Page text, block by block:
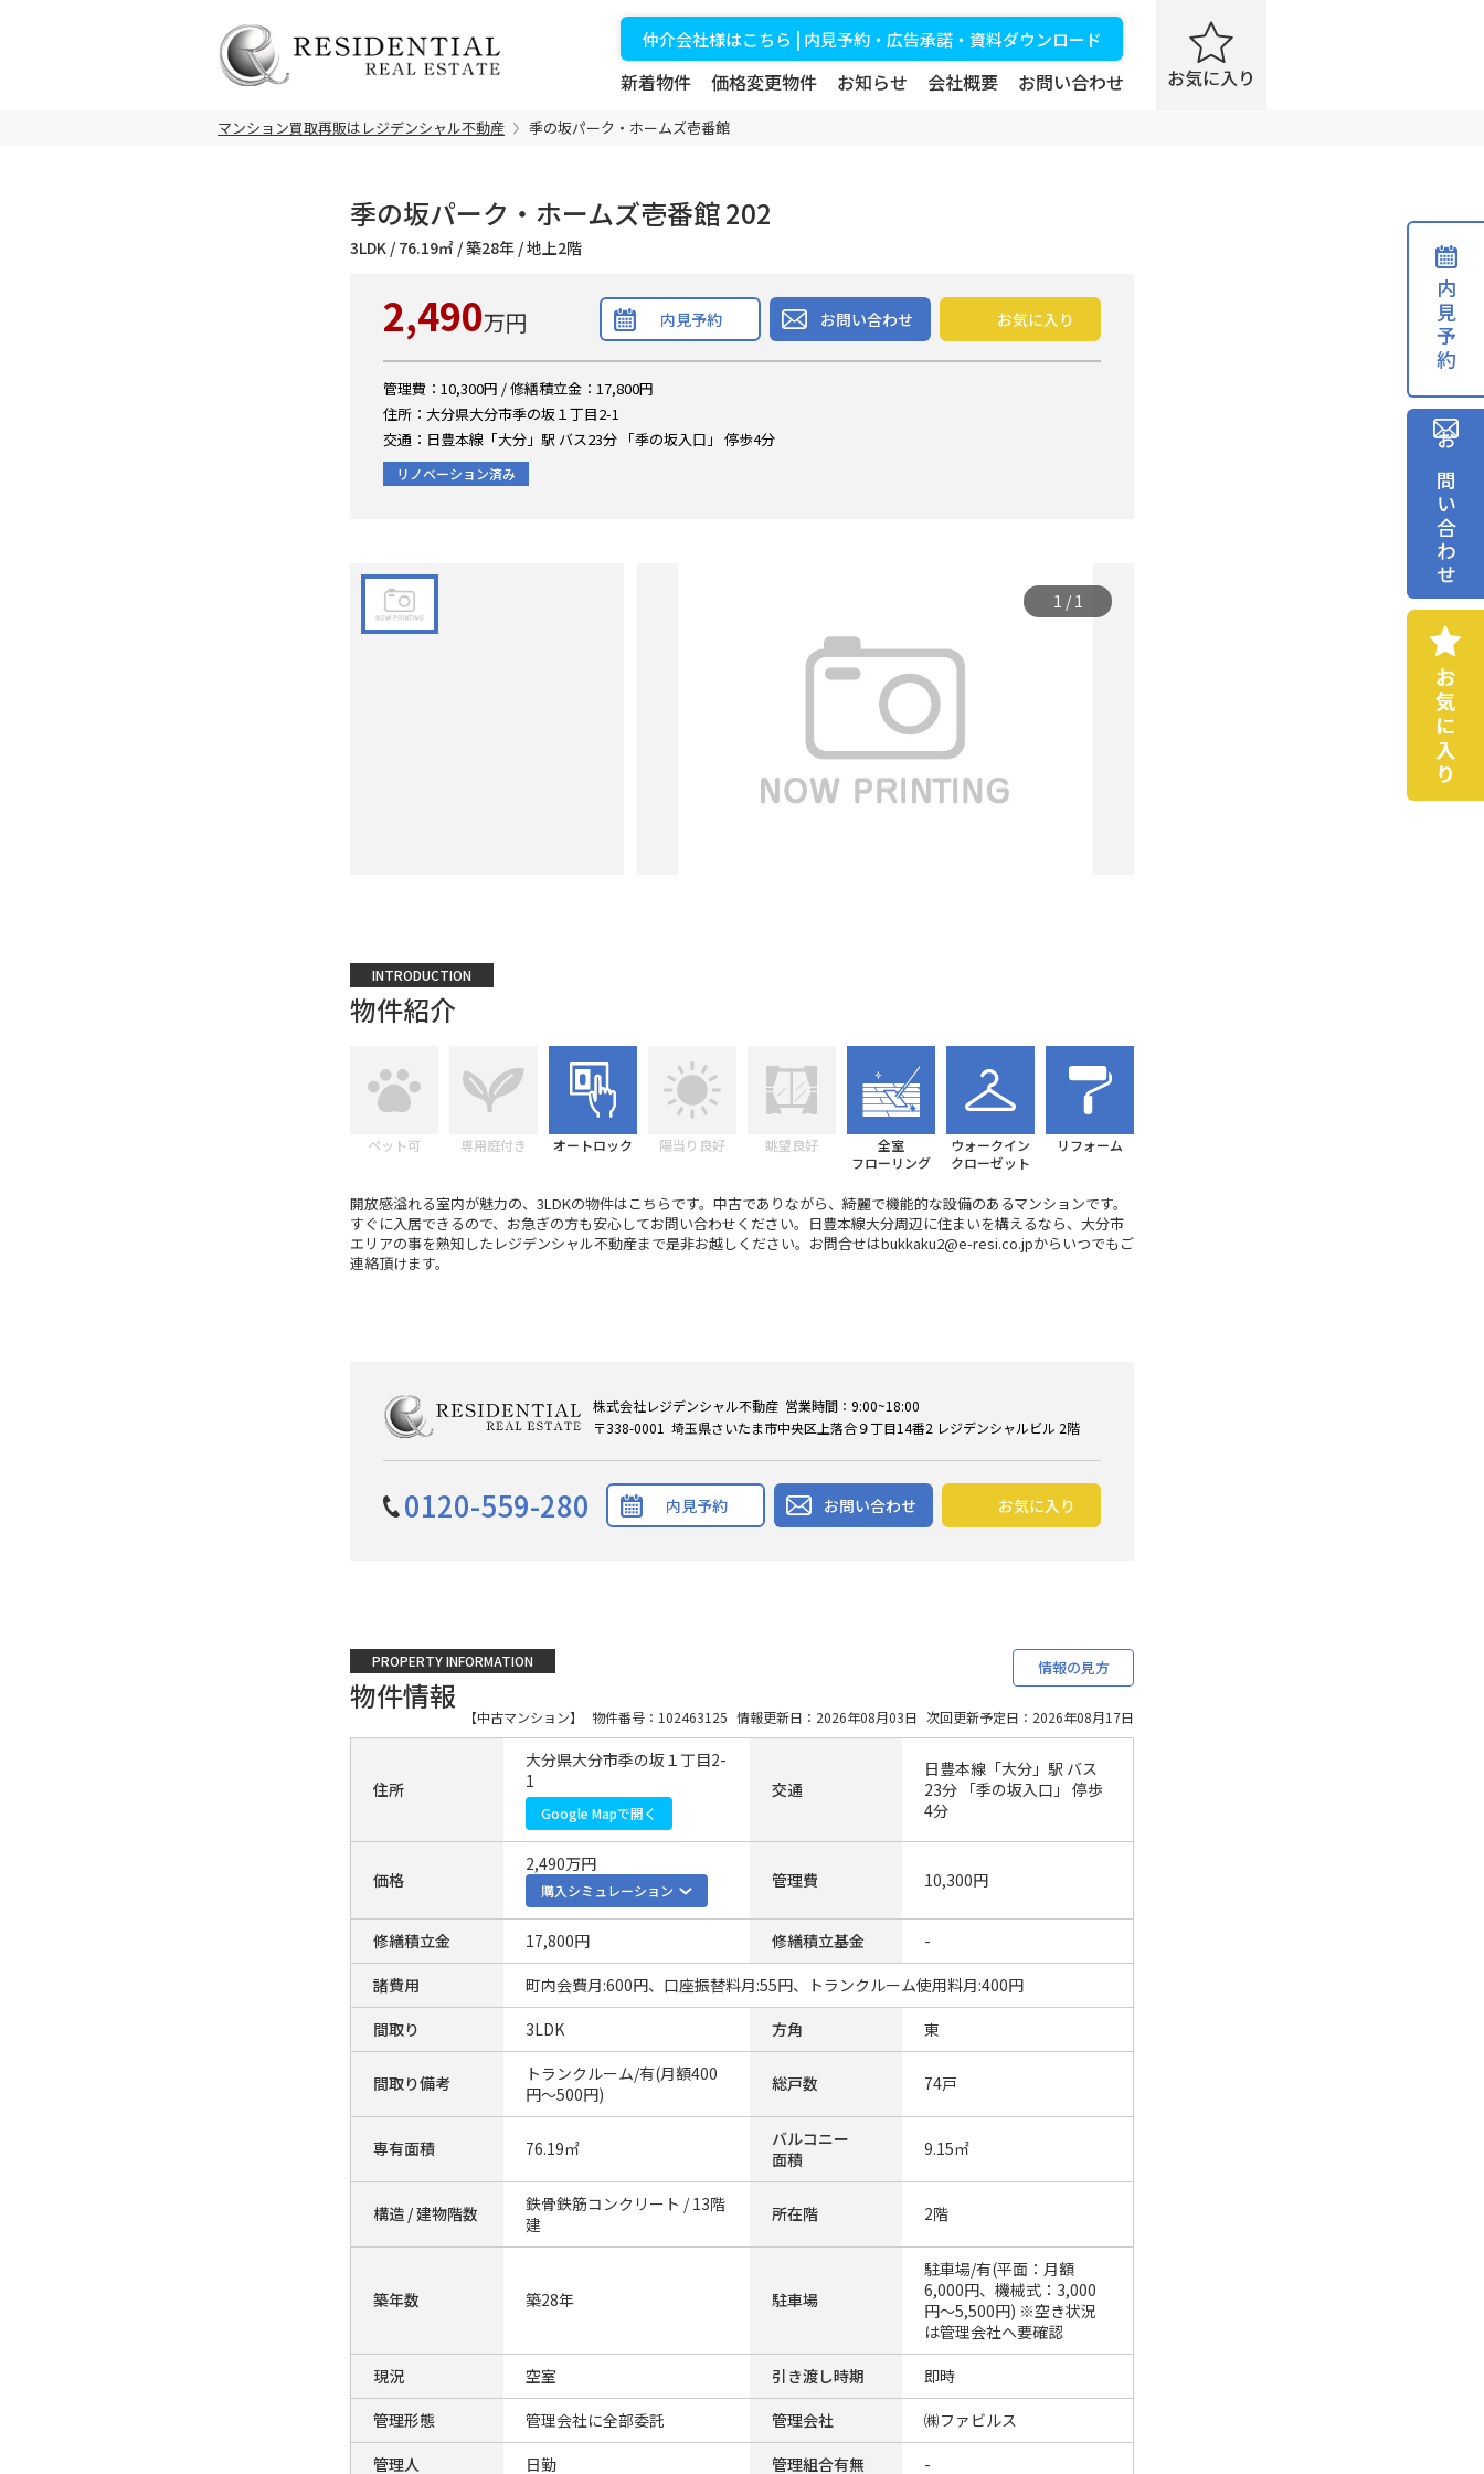
仲介会社様はこちら | 内見予約・広告承諾・資料ダウンロード
新着物件 価格変更物件 お知らせ 会社概要 お問い合わせ
マンション買取再販はレジデンシャル不動産 季の坂パーク・ホームズ壱番館
季の坂パーク・ホームズ壱番館 202
3LDK / 76.19㎡ / 築28年 / 地上2階
2,490万円 内見予約 お問い合わせ お気に入り
管理費：10,300円 / 修繕積立金：17,800円
住所：大分県大分市季の坂１丁目2-1
交通：日豊本線「大分」駅 バス23分 「季の坂入口」 停歩4分
リノベーション済み
1 / 1
INTRODUCTION
物件紹介
ペット可 専用庭付き オートロック 陽当り良好 眺望良好
全室
フローリング
ウォークイン
クローゼット
リフォーム
開放感溢れる室内が魅力の、3LDKの物件はこちらです。中古でありながら、綺麗で機能的な設備のあるマンションです。
すぐに入居できるので、お急ぎの方も安心してお問い合わせください。日豊本線大分周辺に住まいを構えるなら、大分市
エリアの事を熟知したレジデンシャル不動産まで是非お越しください。お問合せはbukkaku2@e-resi.co.jpからいつでもご
連絡頂けます。
株式会社レジデンシャル不動産 営業時間：9:00~18:00
〒338-0001 埼玉県さいたま市中央区上落合９丁目14番2 レジデンシャルビル 2階
0120-559-280 内見予約 お問い合わせ お気に入り
PROPERTY INFORMATION
物件情報
情報の見方
【中古マンション】 物件番号：102463125 情報更新日：2026年08月03日 次回更新予定日：2026年08月17日
住所
大分県大分市季の坂１丁目2-
1
Google Mapで開く
交通
日豊本線「大分」駅 バス
23分 「季の坂入口」 停歩
4分
価格
2,490万円
購入シミュレーション 管理費 10,300円
修繕積立金 17,800円 修繕積立基金
-
諸費用
町内会費月:600円、口座振替料月:55円、トランクルーム使用料月:400円
間取り
3LDK 方角 東
間取り備考
トランクルーム/有(月額400
円～500円)
総戸数 74戸
専有面積 76.19㎡
バルコニー
面積
9.15㎡
構造 / 建物階数
鉄骨鉄筋コンクリート / 13階
建
所在階 2階
築年数 築28年 駐車場
駐車場/有(平面：月額
6,000円、機械式：3,000
円～5,500円) ※空き状況
は管理会社へ要確認
現況
空室 引き渡し時期
即時
管理形態
管理会社に全部委託 管理会社
㈱ファビルス
管理人
日勤 管理組合有無
-
内見予約
お問い合わせ